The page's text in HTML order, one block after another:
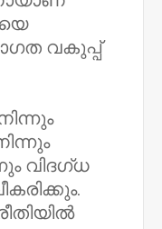
വകുപ്പ്
വിദഗ്ധ